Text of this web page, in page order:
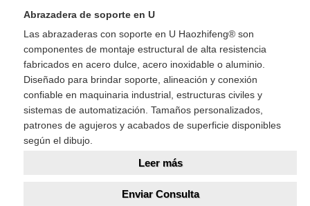
Abrazadera de soporte en U
Las abrazaderas con soporte en U Haozhifeng® son
componentes de montaje estructural de alta resistencia
fabricados en acero dulce, acero inoxidable o aluminio.
Diseñado para brindar soporte, alineación y conexión
confiable en maquinaria industrial, estructuras civiles y
sistemas de automatización. Tamaños personalizados,
patrones de agujeros y acabados de superficie disponibles
según el dibujo.
Leer más
Enviar Consulta